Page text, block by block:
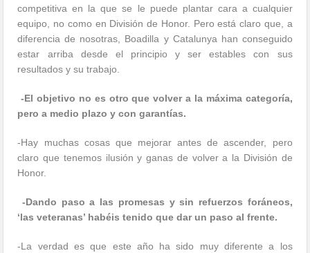
competitiva en la que se le puede plantar cara a cualquier
equipo, no como en División de Honor. Pero está claro que, a
diferencia de nosotras, Boadilla y Catalunya han conseguido
estar arriba desde el principio y ser estables con sus
resultados y su trabajo.
-El objetivo no es otro que volver a la máxima categoría,
pero a medio plazo y con garantías.
-Hay muchas cosas que mejorar antes de ascender, pero
claro que tenemos ilusión y ganas de volver a la División de
Honor.
-Dando paso a las promesas y sin refuerzos foráneos,
‘las veteranas’ habéis tenido que dar un paso al frente.
-La verdad es que este año ha sido muy diferente a los